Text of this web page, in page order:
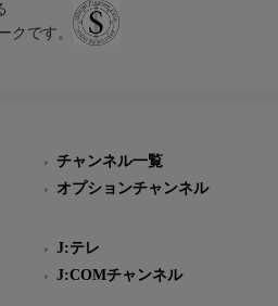
クです。
チャンネル一覧
オプションチャンネル
J:テレ
J:COMチャンネル